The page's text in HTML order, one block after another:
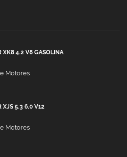
XK8 4.2 V8 GASOLINA
Motores
XJS 5.3 6.0 V12
Motores